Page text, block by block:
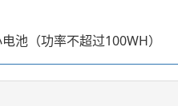
池（功率不超过100WH）